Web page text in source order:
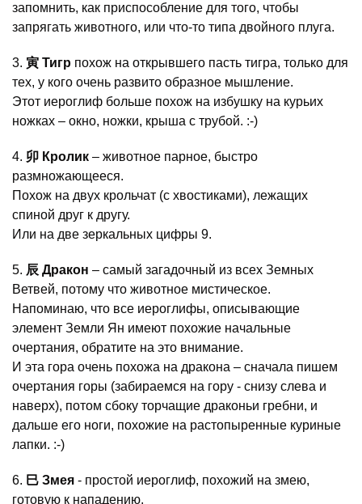
запомнить, как приспособление для того, чтобы
запрягать животного, или что-то типа двойного плуга.
3. 寅 Тигр похож на открывшего пасть тигра, только для
тех, у кого очень развито образное мышление.
Этот иероглиф больше похож на избушку на курьих
ножках – окно, ножки, крыша с трубой. :-)
4. 卯 Кролик – животное парное, быстро
размножающееся.
Похож на двух крольчат (с хвостиками), лежащих
спиной друг к другу.
Или на две зеркальных цифры 9.
5. 辰 Дракон – самый загадочный из всех Земных
Ветвей, потому что животное мистическое.
Напоминаю, что все иероглифы, описывающие
элемент Земли Ян имеют похожие начальные
очертания, обратите на это внимание.
И эта гора очень похожа на дракона – сначала пишем
очертания горы (забираемся на гору - снизу слева и
наверх), потом сбоку торчащие драконьи гребни, и
дальше его ноги, похожие на растопыренные куриные
лапки. :-)
6. 巳 Змея - простой иероглиф, похожий на змею,
готовую к нападению.